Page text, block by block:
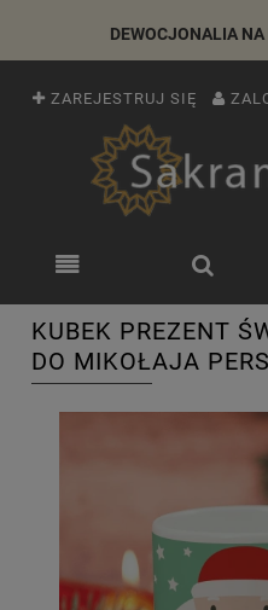
DEWOCJONALIA
ZAREJESTRUJ SIĘ
KUBEK PREZENT
DO MIKOŁAJA